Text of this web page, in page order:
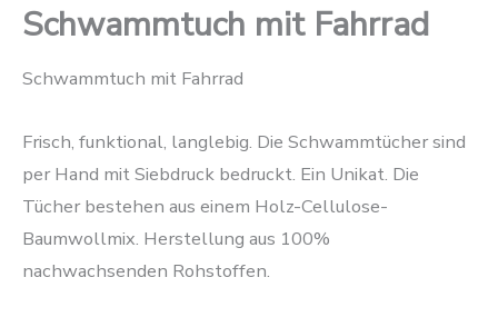
Schwammtuch mit Fahrrad
Schwammtuch mit Fahrrad
Frisch, funktional, langlebig. Die Schwammtücher sind
per Hand mit Siebdruck bedruckt. Ein Unikat. Die
Tücher bestehen aus einem Holz-Cellulose-
Baumwollmix. Herstellung aus 100%
nachwachsenden Rohstoffen.